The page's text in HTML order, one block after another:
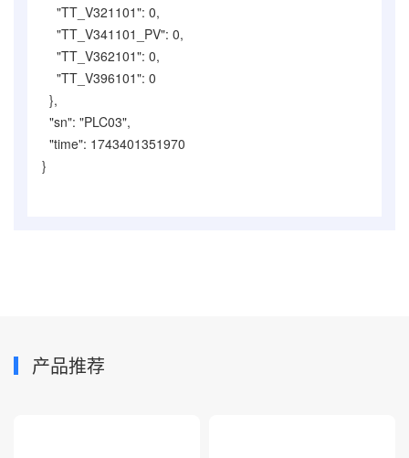
"TT_V321101": 0,
"TT_V341101_PV": 0,
"TT_V362101": 0,
"TT_V396101": 0
},
"sn": "PLC03",
"time": 1743401351970
}
产品推荐